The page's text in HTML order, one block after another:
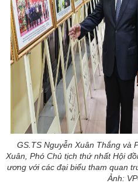
GS.TS Nguyễn Xuân Thắng và
Xuân, Phó Chủ tịch thứ nhất Hội
ương với các đại biểu tham quan
Ảnh: